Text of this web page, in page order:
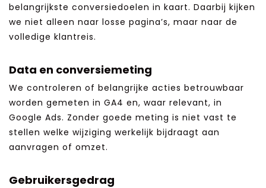
belangrijkste conversiedoelen in kaart. Daarbij kijken
we niet alleen naar losse pagina’s, maar naar de
volledige klantreis.
Data en conversiemeting
We controleren of belangrijke acties betrouwbaar
worden gemeten in GA4 en, waar relevant, in
Google Ads. Zonder goede meting is niet vast te
stellen welke wijziging werkelijk bijdraagt aan
aanvragen of omzet.
Gebruikersgedrag